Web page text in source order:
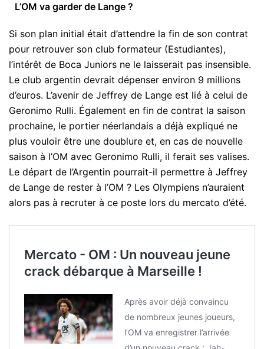
L’OM va garder de Lange ?
Si son plan initial était d’attendre la fin de son contrat
pour retrouver son club formateur (Estudiantes),
l’intérêt de Boca Juniors ne le laisserait pas insensible.
Le club argentin devrait dépenser environ 9 millions
d’euros. L’avenir de Jeffrey de Lange est lié à celui de
Geronimo Rulli. Également en fin de contrat la saison
prochaine, le portier néerlandais a déjà expliqué ne
plus vouloir être une doublure et, en cas de nouvelle
saison à l’OM avec Geronimo Rulli, il ferait ses valises.
Le départ de l’Argentin pourrait-il permettre à Jeffrey
de Lange de rester à l’OM ? Les Olympiens n’auraient
alors pas à recruter à ce poste lors du mercato d’été.
Mercato - OM : Un nouveau jeune
crack débarque à Marseille !
Après avoir déjà convaincu
de nombreux jeunes joueurs,
l’OM va enregistrer l’arrivée